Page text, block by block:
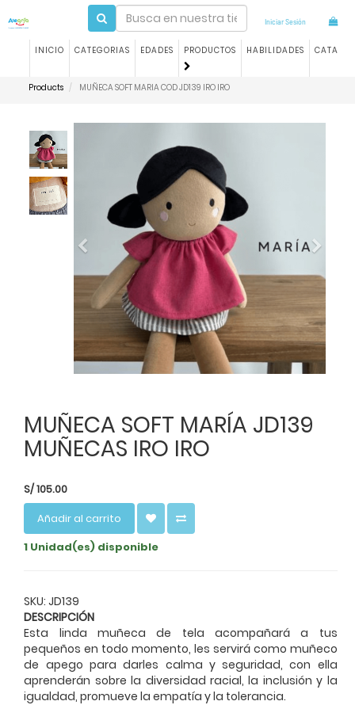
Iniciar Sesión
INICIO CATEGORIAS EDADES PRODUCTOS HABILIDADES
Products MUÑECA SOFT MARIA COD JD139 IRO IRO
Previous Next
MUÑECA SOFT MARÍA JD139
MUÑECAS IRO IRO
S/105.00
Añadir al carrito
1 Unidad(es) disponible
SKU: JD139
DESCRIPCIÓN
Esta linda muñeca de tela acompañará a tus
pequeños en todo momento, les servirá como muñeco
de apego para darles calma y seguridad, con ella
aprenderán sobre la diversidad racial, la inclusión y la
igualdad, promueve la empatía y la tolerancia.